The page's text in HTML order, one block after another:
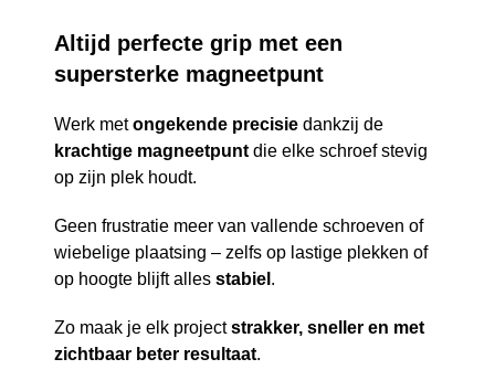
Altijd perfecte grip met een
supersterke magneetpunt
Werk metongekende precisie dankzij de
krachtige magneetpunt die elke schroef stevig
op zijn plek houdt.
Geen frustratie meer van vallende schroeven of
wiebelige plaatsing – zelfs op lastige plekken of
op hoogte blijft allesstabiel .
Zo maak je elk projectstrakker, sneller en met
zichtbaar beter resultaat.